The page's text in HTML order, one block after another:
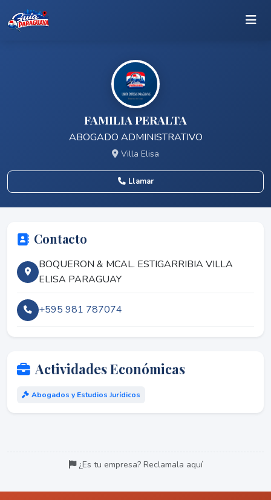
FAMILIA PERALTA
ABOGADO ADMINISTRATIVO
Villa Elisa
Llamar
Contacto
BOQUERON & MCAL. ESTIGARRIBIA VILLA
ELISA PARAGUAY
+595 981 787074
Actividades Económicas
Abogados y Estudios Jurídicos
¿Es tu empresa? Reclamala aquí